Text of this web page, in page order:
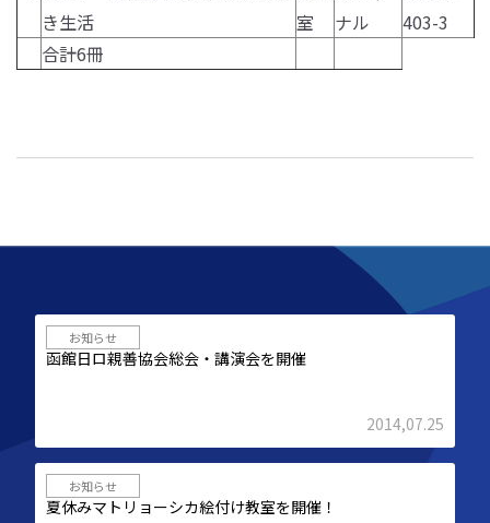
き生活
室
ナル
403-3
合計6冊
お知らせ
函館日ロ親善協会総会・講演会を開催
2014,07.25
お知らせ
夏休みマトリョーシカ絵付け教室を開催！